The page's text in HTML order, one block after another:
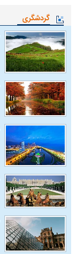
گردشگری